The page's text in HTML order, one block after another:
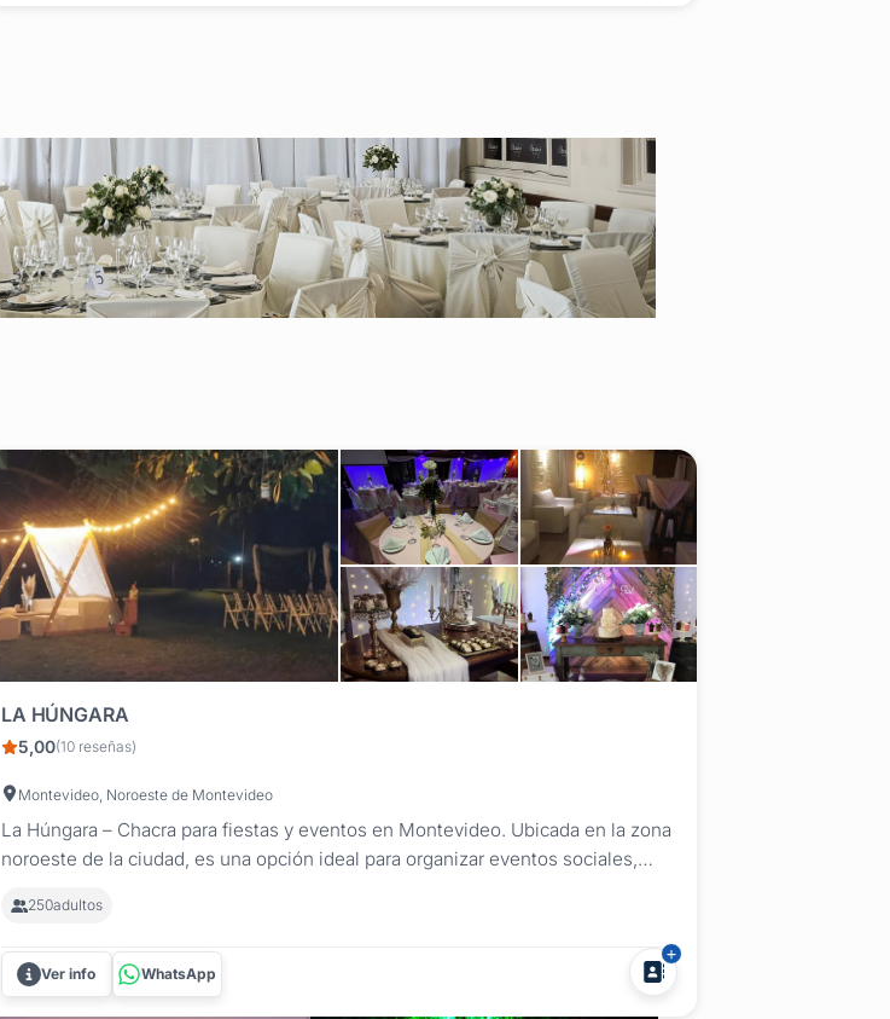
LA HÚNGARA
5,00(10 reseñas)
Montevideo, Noroeste de Montevideo
La Húngara – Chacra para fiestas y eventos en Montevideo. Ubicada en la zona
noroeste de la ciudad, es una opción ideal para organizar eventos sociales,
cercana. Un espacio versátil para todo tipo de eventos Si...
250adultos
Ver info WhatsApp